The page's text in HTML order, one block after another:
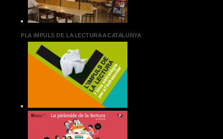
PLA IMPULS DE LA LECTURA A CATALUNYA